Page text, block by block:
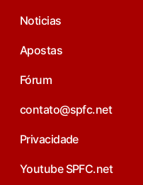
Noticias
Apostas
Fórum
contato@spfc.net
Privacidade
Youtube SPFC.net